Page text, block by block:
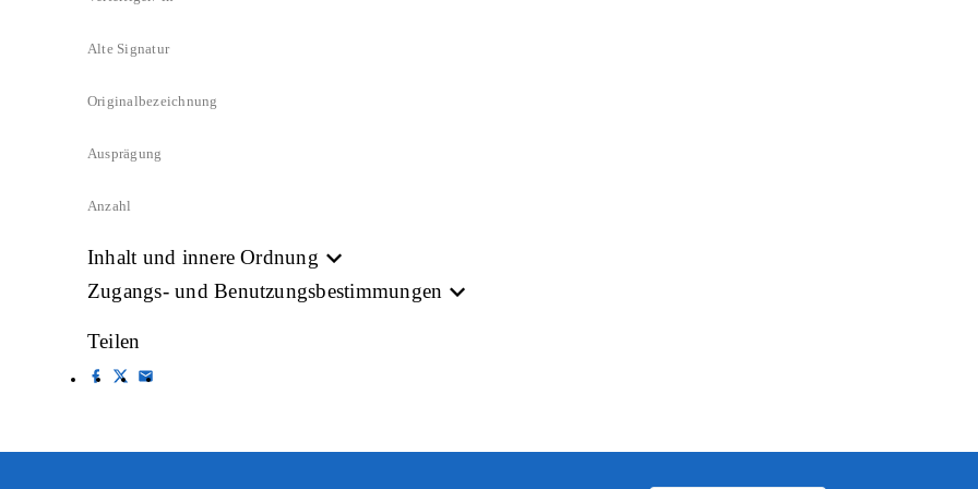
Alte Signatur
Originalbezeichnung
Ausprägung
Anzahl
Inhalt und innere Ordnung
Zugangs- und Benutzungsbestimmungen
Teilen